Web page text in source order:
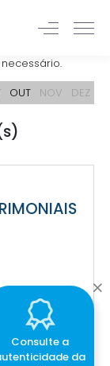
OUT NOV DEZ
Consulte a
da